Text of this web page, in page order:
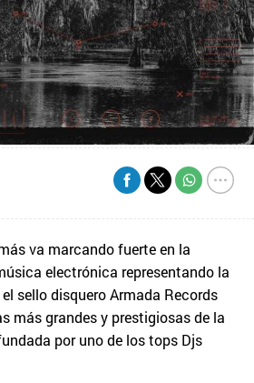
va marcando fuerte en la
electrónica representando la
sello disquero Armada Records
más grandes y prestigiosas de la
por uno de los tops Djs